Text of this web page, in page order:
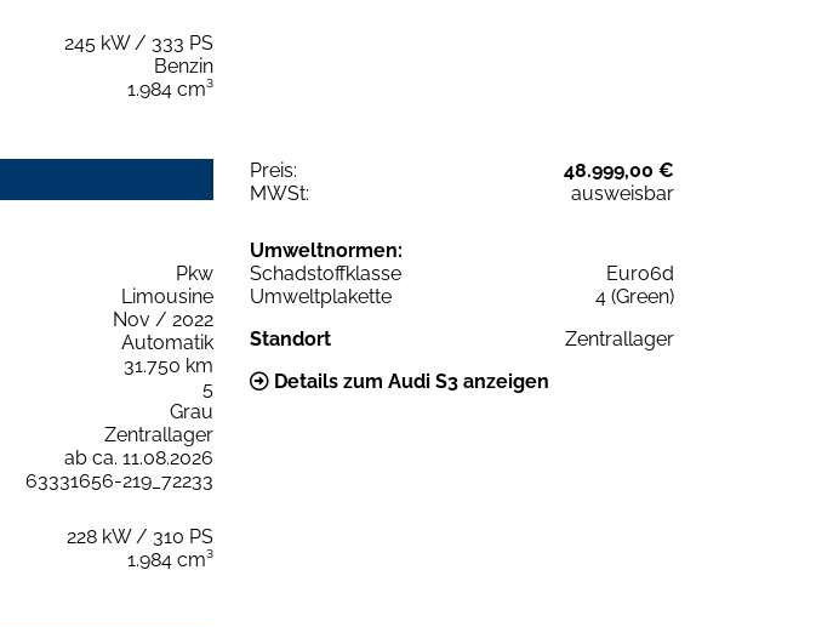
245 kW / 333 PS
Benzin
1.984 cm³
Preis:
48.999,00 €
MWSt:
ausweisbar
Pkw
Limousine
Nov / 2022
Automatik
31.750 km
5
Grau
Zentrallager
ab ca. 11.08.2026
63331656-219_72233
228 kW / 310 PS
1.984 cm³
Umweltnormen:
Schadstoffklasse
Euro6d
Umweltplakette
4 (Green)
Standort
Zentrallager
Details zum Audi S3 anzeigen